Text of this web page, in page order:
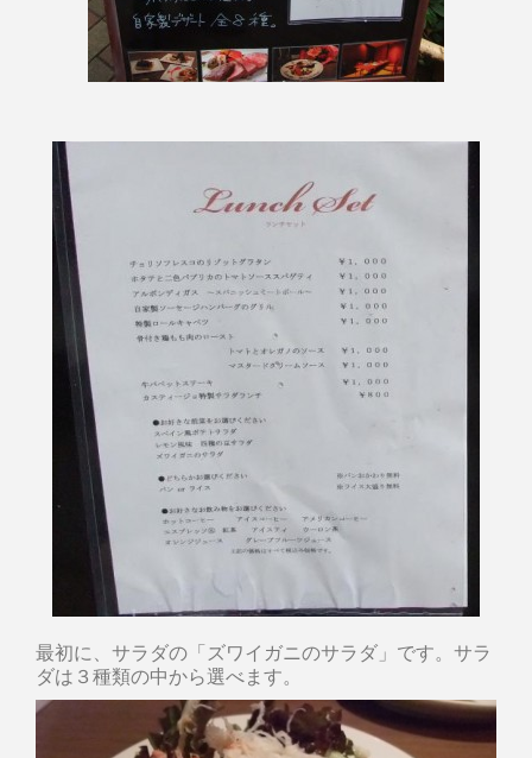
最初に、サラダの「ズワイガニのサラダ」です。サラ
ダは３種類の中から選べます。